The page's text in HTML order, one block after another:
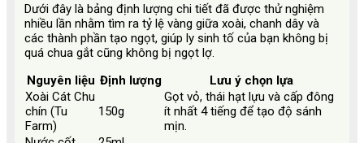
Dưới đây là bảng định lượng chi tiết đã được thử nghiệm
nhiều lần nhằm tìm ra tỷ lệ vàng giữa xoài, chanh dây và
các thành phần tạo ngọt, giúp ly sinh tố của bạn không bị
quá chua gắt cũng không bị ngọt lợ.
Nguyên liệu Định lượng
Lưu ý chọn lựa
Xoài Cát Chu
chín (Tu
Farm)
150g
Gọt vỏ, thái hạt lựu và cấp đông
ít nhất 4 tiếng để tạo độ sánh
mịn.